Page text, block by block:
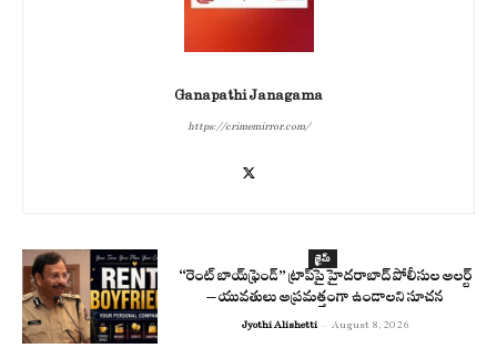
Ganapathi Janagama
https://crimemirror.com/
క్రైమ్
“రెంట్ బాయ్‌ఫ్రెండ్” ట్రాప్‌పై హైదరాబాద్ పోలీసుల అలర్ట్
– యువతులు అప్రమత్తంగా ఉండాలని సూచన
Jyothi Alishetti - August 8, 2026